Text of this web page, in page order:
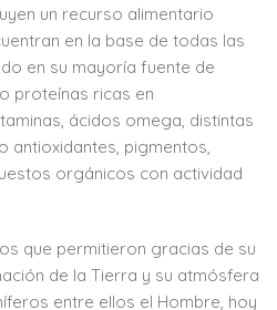
un recurso alimentario
en la base de todas las
en su mayoría fuente de
proteínas ricas en
ácidos omega, distintas
antioxidantes, pigmentos,
orgánicos con actividad
que permitieron gracias de su
de la Tierra y su atmósfera
entre ellos el Hombre, hoy